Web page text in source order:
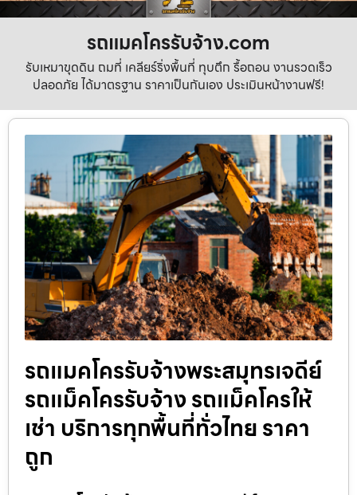
รถแมคโครรับจ้าง.com
รับเหมาขุดดิน ถมที่ เคลียร์ริ่งพื้นที่ ทุบตึก รื้อถอน งานรวดเร็ว
ปลอดภัย ได้มาตรฐาน ราคาเป็นกันเอง ประเมินหน้างานฟรี!
รถแมคโครรับจ้างพระสมุทรเจดีย์
รถแม็คโครรับจ้าง รถแม็คโครให้
เช่า บริการทุกพื้นที่ทั่วไทย ราคา
ถูก